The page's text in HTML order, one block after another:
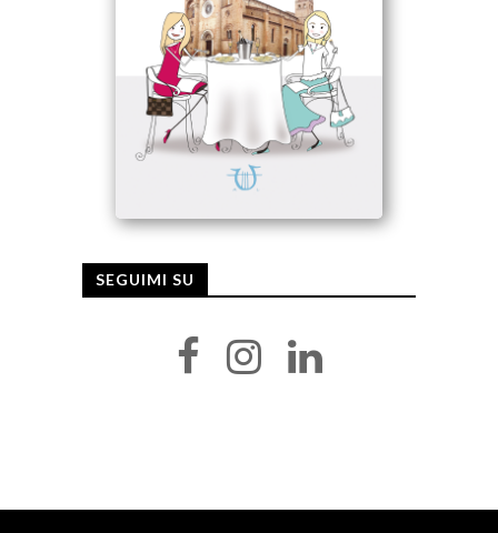
SEGUIMI SU